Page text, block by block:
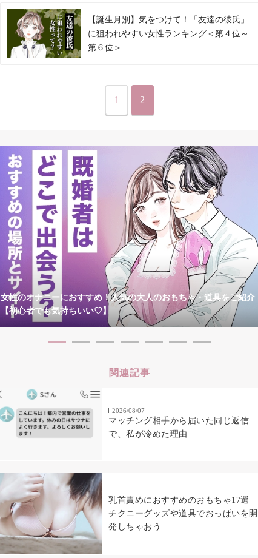
【誕生月別】気をつけて！「友達の彼氏」
に狙われやすい女性ランキング＜第４位～
第６位＞
1 2
女性のオナニーにおすすめ！人気の大人のおもちゃ・道具をご紹介
【初心者でも気持ちいい♡】
関連記事
2026/08/07
マッチング相手から届いた同じ返信
で、私が冷めた理由
乳首責めにおすすめのおもちゃ17選
チクニーグッズや道具でおっぱいを開
発しちゃおう